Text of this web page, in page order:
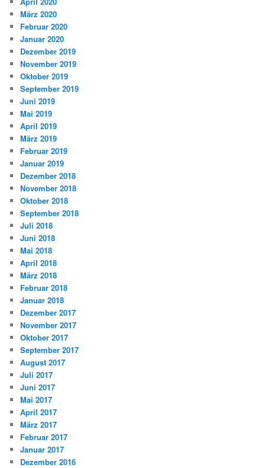
März 2020
Februar 2020
Januar 2020
Dezember 2019
November 2019
Oktober 2019
September 2019
Juni 2019
Mai 2019
April 2019
März 2019
Februar 2019
Januar 2019
Dezember 2018
November 2018
Oktober 2018
September 2018
Juli 2018
Juni 2018
Mai 2018
April 2018
März 2018
Februar 2018
Januar 2018
Dezember 2017
November 2017
Oktober 2017
September 2017
August 2017
Juli 2017
Juni 2017
Mai 2017
April 2017
März 2017
Februar 2017
Januar 2017
Dezember 2016